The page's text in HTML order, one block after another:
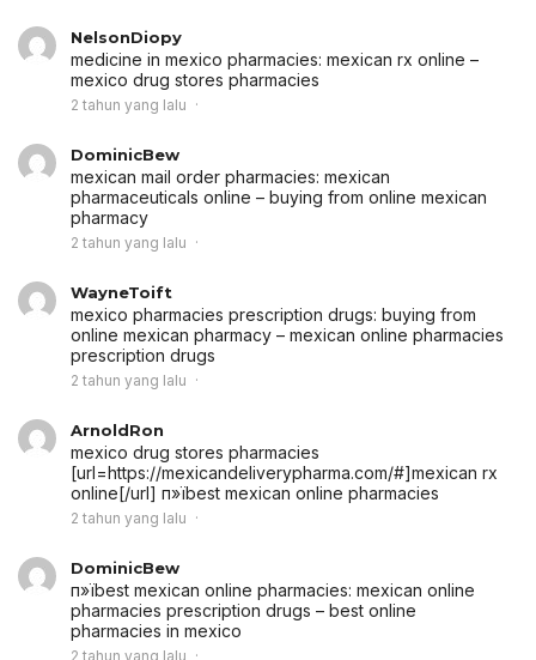
NelsonDiopy
medicine in mexico pharmacies: mexican rx online –
mexico drug stores pharmacies
2 tahun yang lalu
DominicBew
mexican mail order pharmacies: mexican
pharmaceuticals online – buying from online mexican
pharmacy
2 tahun yang lalu
WayneToift
mexico pharmacies prescription drugs: buying from
online mexican pharmacy – mexican online pharmacies
prescription drugs
2 tahun yang lalu
ArnoldRon
mexico drug stores pharmacies
[url=https://mexicandeliverypharma.com/#]mexican rx
online[/url] п»їbest mexican online pharmacies
2 tahun yang lalu
DominicBew
п»їbest mexican online pharmacies: mexican online
pharmacies prescription drugs – best online
pharmacies in mexico
2 tahun yang lalu